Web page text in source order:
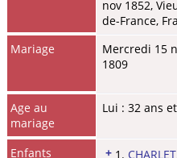
nov 1852,
de-France,
Mariage
Mercredi 15
1809
Age au
mariage
Lui : 32 ans
Enfants + 1.